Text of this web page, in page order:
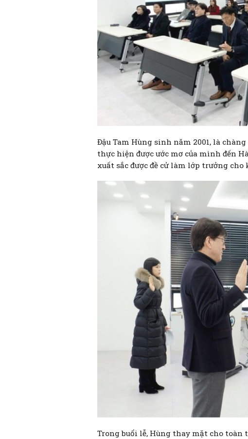
Đậu Tam Hùng sinh năm 2001, là
thực hiện được ước mơ của mình đến
xuất sắc được đề cử làm lớp trưởng
Trong buổi lễ, Hùng thay mặt cho